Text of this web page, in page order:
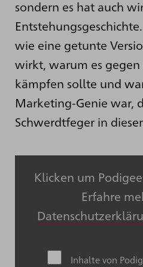
sondern es hat auch
wie eine getunte
wirkt, warum es
kämpfen sollte und
Marketing-Genie war,
Schwerdtfeger in
Klicken um
Erfahre
Inhalte von